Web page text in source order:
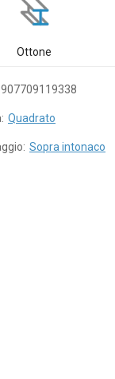
Ottone
Quadrato
Sopra intonaco